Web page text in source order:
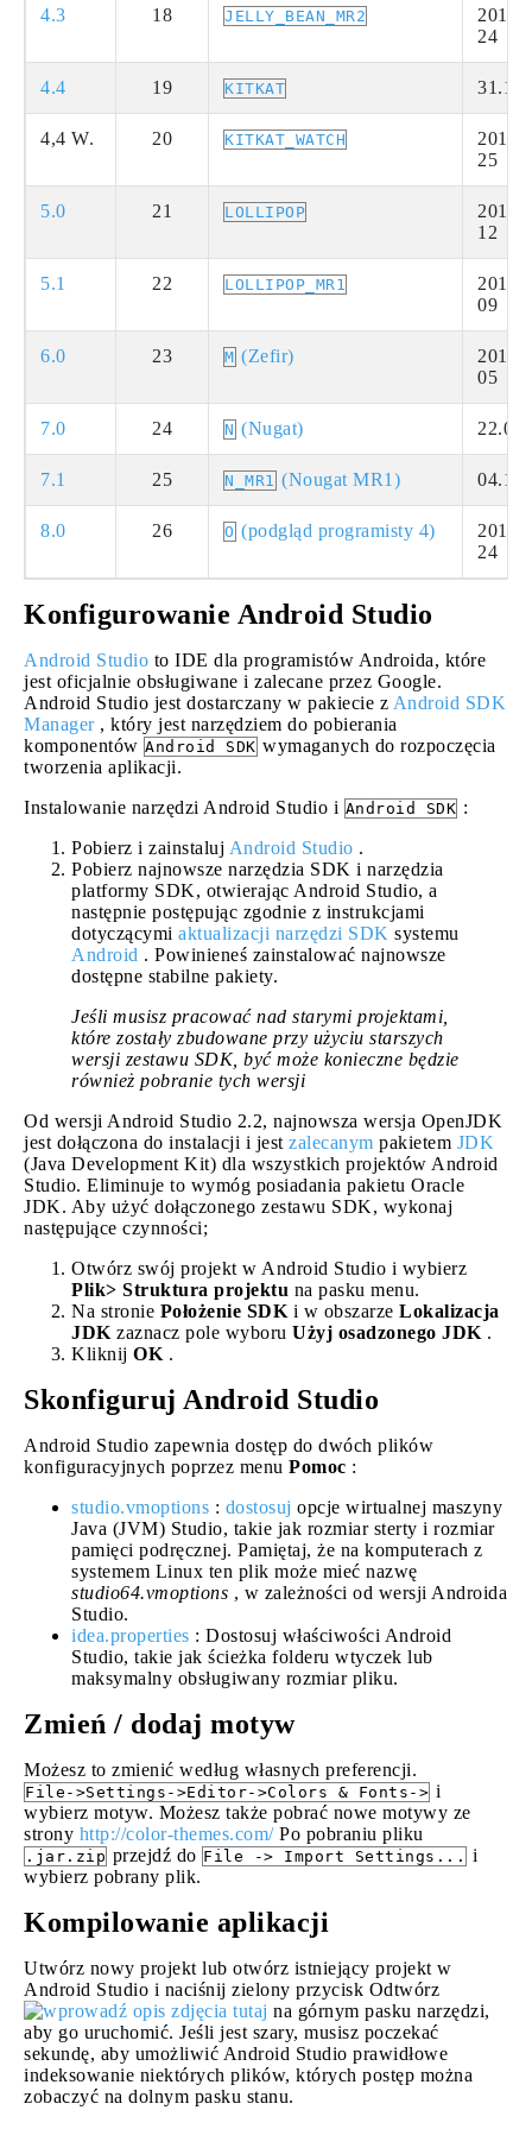
4.3 18 JELLY_BEAN_MR2
2013-
24
4.4 19 KITKAT
4,4 W. 20 KITKAT_WATCH
2014-
25
5.0 21 LOLLIPOP
2014-
12
5.1 22 LOLLIPOP_MR1
2015-
09
6.0 23 M (Zefir)
2015-
05
7.0 24 N (Nugat)
7.1 25 N_MR1 (Nougat MR1)
8.0 26 O (podgląd programisty 4)
2017-
24
Konfigurowanie Android Studio
Android Studio to IDE dla programistów Androida, które
jest oficjalnie obsługiwane i zalecane przez Google.
Android Studio jest dostarczany w pakiecie z Android SDK
Manager, który jest narzędziem do pobierania
komponentów Android SDK wymaganych do rozpoczęcia
tworzenia aplikacji.
Instalowanie narzędzi Android Studio i Android SDK :
Pobierz i zainstaluj Android Studio .
Pobierz najnowsze narzędzia SDK i narzędzia
platformy SDK, otwierając Android Studio, a
następnie postępując zgodnie z instrukcjami
dotyczącymi aktualizacji narzędzi SDK systemu
Android . Powinieneś zainstalować najnowsze
dostępne stabilne pakiety.
Jeśli musisz pracować nad starymi projektami,
które zostały zbudowane przy użyciu starszych
wersji zestawu SDK, być może konieczne będzie
również pobranie tych wersji
Od wersji Android Studio 2.2, najnowsza wersja OpenJDK
jest dołączona do instalacji i jest zalecanym pakietem JDK
(Java Development Kit) dla wszystkich projektów Android
Studio. Eliminuje to wymóg posiadania pakietu Oracle
JDK. Aby użyć dołączonego zestawu SDK, wykonaj
następujące czynności;
Otwórz swój projekt w Android Studio i wybierz
Plik> Struktura projektu na pasku menu.
Na stronie Położenie SDK i w obszarze Lokalizacja
JDK zaznacz pole wyboru Użyj osadzonego JDK .
Kliknij OK .
Skonfiguruj Android Studio
Android Studio zapewnia dostęp do dwóch plików
konfiguracyjnych poprzez menu Pomoc :
studio.vmoptions : dostosuj opcje wirtualnej maszyny
Java (JVM) Studio, takie jak rozmiar sterty i rozmiar
pamięci podręcznej. Pamiętaj, że na komputerach z
systemem Linux ten plik może mieć nazwę
studio64.vmoptions , w zależności od wersji Androida
Studio.
idea.properties : Dostosuj właściwości Android
Studio, takie jak ścieżka folderu wtyczek lub
maksymalny obsługiwany rozmiar pliku.
Zmień / dodaj motyw
Możesz to zmienić według własnych preferencji.
File->Settings->Editor->Colors & Fonts-> i
wybierz motyw. Możesz także pobrać nowe motywy ze
strony http://color-themes.com/Po pobraniu pliku
.jar.zip przejdź do File -> Import Settings... i
wybierz pobrany plik.
Kompilowanie aplikacji
Utwórz nowy projekt lub otwórz istniejący projekt w
Android Studio i naciśnij zielony przycisk Odtwórz
na górnym pasku narzędzi,
aby go uruchomić. Jeśli jest szary, musisz poczekać
sekundę, aby umożliwić Android Studio prawidłowe
indeksowanie niektórych plików, których postęp można
zobaczyć na dolnym pasku stanu.